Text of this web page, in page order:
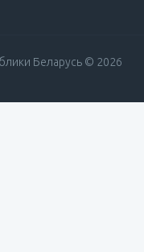
Беларусь © 2026